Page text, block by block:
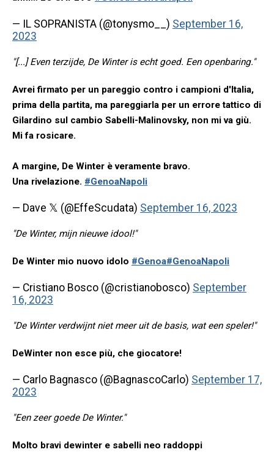
— IL SOPRANISTA (@tonysmo__) September 16,
2023
"[...] Even terzijde, De Winter is echt goed. Een openbaring."
Avrei firmato per un pareggio contro i campioni d'Italia,
prima della partita, ma pareggiarla per un errore tattico di
Gilardino sul cambio Sabelli-Malinovsky, non mi va giù.
Mi fa rosicare.
A margine, De Winter è veramente bravo.
Una rivelazione. #GenoaNapoli
— Dave 𝕏 (@EffeScudata) September 16, 2023
"De Winter, mijn nieuwe idool!"
De Winter mio nuovo idolo #Genoa#GenoaNapoli
— Cristiano Bosco (@cristianobosco) September
16, 2023
"De Winter verdwijnt niet meer uit de basis, wat een speler!"
DeWinter non esce più, che giocatore!
— Carlo Bagnasco (@BagnascoCarlo) September 17,
2023
"Een zeer goede De Winter."
Molto bravi dewinter e sabelli neo raddoppi